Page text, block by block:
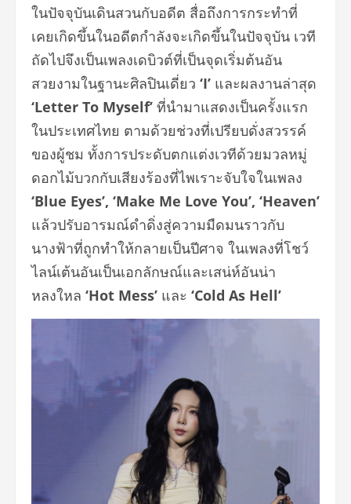
ในปัจจุบันเดินสวนกับอดีต สื่อถึงการกระทำที่
เคยเกิดขึ้นในอดีตกำลังจะเกิดขึ้นในปัจจุบัน เวที
ถัดไปจึงเป็นเพลงเดบิวต์ที่เป็นจุดเริ่มต้นอัน
สวยงามในฐานะศิลปินเดี่ยว ‘I’ และผลงานล่าสุด
‘Letter To Myself’ ที่นำมาแสดงเป็นครั้งแรก
ในประเทศไทย ตามด้วยช่วงที่เปรียบดั่งสวรรค์
ของผู้ชม ทั้งการประดับตกแต่งเวทีด้วยมวลหมู่
ดอกไม้บวกกับเสียงร้องที่ไพเราะจับใจในเพลง
‘Blue Eyes’, ‘Make Me Love You’, ‘Heaven’
แล้วปรับอารมณ์ดำดิ่งสู่ความมืดมนราวกับ
นางฟ้าที่ถูกทำให้กลายเป็นปีศาจ ในเพลงที่โชว์
ไลน์เต้นอันเป็นเอกลักษณ์และเสน่ห์อันน่า
หลงใหล ‘Hot Mess’ และ ‘Cold As Hell’